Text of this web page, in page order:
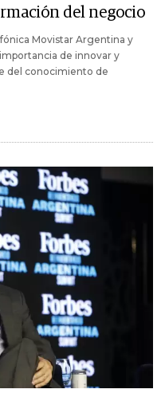
del negocio
Movistar Argentina y
de innovar y
del conocimiento de